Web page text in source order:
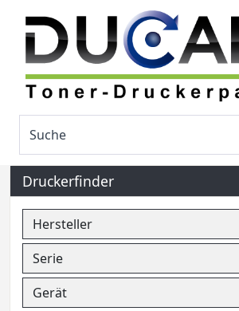
Druckerfinder